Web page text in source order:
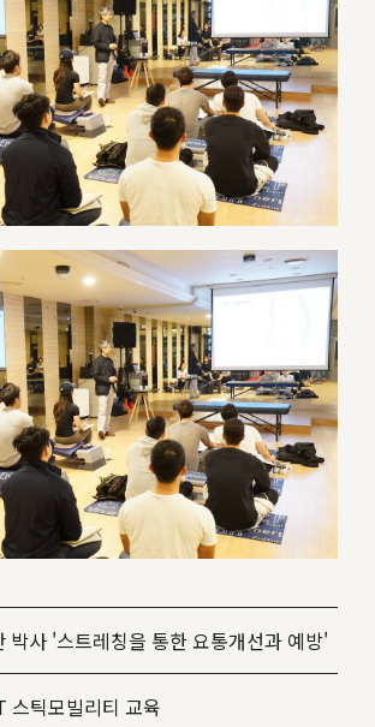
박사 '스트레칭을 통한 요통개선과 예방'
스틱모빌리티 교육